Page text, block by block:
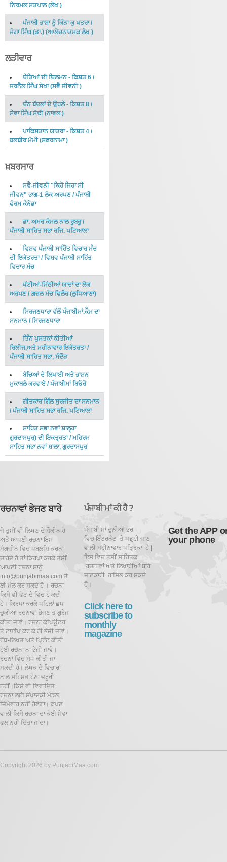
ਨਿਰਮਲ ਸਤਪਾਲ(ਲੇਖ)
ਪੰਜਾਬੀ ਭਾਸ਼ਾ ਨੂੰ ਕਿੰਨਾ ਕੁ ਖਤਰਾ/
ਜੋਗਾ ਸਿੰਘ (ਡਾ.) (ਆਲੋਚਨਾਤਮਕ ਲੇਖ)
ਲੜੀਵਾਰ
ਚੇਤਿਆਂ ਦੀ ਚਿਲਮਨ - ਕਿਸ਼ਤ 6 /
ਜਰਨੈਲ ਸਿੰਘ ਸੇਖਾ(ਸਵੈ ਜੀਵਨੀ)
ਚੰਨ ਬੱਦਲਾਂ ਦੇ ਉਹਲੇ - ਕਿਸ਼ਤ 8 /
ਸੇਵਾ ਸਿੰਘ ਸੋਢੀ(ਨਾਵਲ)
ਪਾਕਿਸਤਾਨ ਯਾਤਰਾ - ਕਿਸ਼ਤ 4 /
ਬਲਬੀਰ ਮੋਮੀ(ਸਫ਼ਰਨਾਮਾ)
ਖ਼ਬਰਸਾਰ
ਸਵੈ-ਜੀਵਨੀ "ਕਿਹੋ ਜਿਹਾ ਸੀ
ਜੀਵਨ" ਭਾਗ-1 ਲੋਕ ਅਰਪਣ/ਪੰਜਾਬੀ
ਫੋਰਮ ਕੈਨੇਡਾ
ਡਾ. ਅਮਰ ਕੋਮਲ ਨਾਲ ਰੂਬਰੂ/
ਪੰਜਾਬੀ ਸਾਹਿਤ ਸਭਾ ਰਜਿ. ਪਟਿਆਲਾ
ਵਿਸ਼ਵ ਪੰਜਾਬੀ ਸਾਹਿੱਤ ਵਿਚਾਰ ਮੰਚ
ਦੀ ਇਕੱਤਰਤਾ/ਵਿਸ਼ਵ ਪੰਜਾਬੀ ਸਾਹਿੱਤ
ਵਿਚਾਰ ਮੰਚ
ਖੱਟੀਆਂ-ਮਿੱਠੀਆਂ ਯਾਦਾਂ ਦਾ ਲੋਕ
ਅਰਪਣ/ ਗ਼ਜ਼ਲ ਮੰਚ ਫਿਲੌਰ (ਲੁਧਿਆਣਾ)
ਸਿਰਜਣਧਾਰਾ ਵੱਲੋਂ ਪੰਜਾਬੀਮਾਂ.ਕੌਮ ਦਾ
ਸਨਮਾਨ/ਸਿਰਜਣਧਾਰਾ
ਤਿੰਨ ਪੁਸਤਕਾਂ ਕੀਤੀਆਂ
ਰਿਲੀਜ,ਅਤੇ ਮਹੀਨਾਵਾਰ ਇਕੱਤਰਤਾ/
ਪੰਜਾਬੀ ਸਾਹਿਤ ਸਭਾ, ਸੰਦੌੜ
ਬੱਚਿਆਂ ਦੇ ਲਿਖਾਈ ਅਤੇ ਭਾਸ਼ਨ
ਮੁਕਾਬਲੇ ਕਰਵਾਏ/ਪੰਜਾਬੀਮਾਂ ਬਿਓਰੋ
ਗੀਤਕਾਰ ਗਿੱਲ ਸੁਰਜੀਤ ਦਾ ਸਨਮਾਨ
/ ਪੰਜਾਬੀ ਸਾਹਿਤ ਸਭਾ ਰਜਿ. ਪਟਿਆਲਾ
ਸਾਹਿਤ ਸਭਾ ਨਵਾਂ ਸ਼ਾਲ੍ਹਾ
ਗੁਰਦਾਸਪੁਰ) ਦੀ ਇਕਤ੍ਰਤਾ/ਮਹਿਰਮ
ਸਾਹਿਤ ਸਭਾ ਨਵਾਂ ਸ਼ਾਲਾ, ਗੁਰਦਾਸਪੁਰ
ਰਚਨਾਵਾਂ ਭੇਜਣ ਬਾਰੇ
ਜੇ ਤੁਸੀਂ ਵੀ ਲਿਖਣ ਦੇ ਸ਼ੌਕੀਨ ਹੋ
ਅਤੇ ਆਪਣੀ ਰਚਨਾ ਇਸ
ਮੈਗਜ਼ੀਨ ਵਿਚ ਪਬਲਸ਼ਿ ਕਰਨਾ
ਚਾਹੁੰਦੇ ਹੋ ਤਾਂ ਕਿਰਪਾ ਕਰਕੇ ਤੁਸੀਂ
ਆਪਣੀ ਰਚਨਾ ਸਾਨੂੰ
info@punjabimaa.com ਤੇ
ਈ-ਮੇਲ ਕਰ ਸਕਦੇ ਹੋ । ਰਚਨਾ
ਕਿਸੇ ਵੀ ਫੋਂਟ ਦੇ ਵਿਚ ਹੋ ਕਦੀ
ਹੈ। ਕਿਰਪਾ ਕਰਕੇ ਪਹਿਲਾਂ ਛਪ
ਚੁਕੀਆਂ ਰਚਨਾਵਾਂ ਭੇਜਣ ਤੋ ਗੁਰੇਜ
ਕੀਤਾ ਜਾਵੇ। ਰਚਨਾ ਕੰਪਿਊਟਰ
ਤੇ ਟਾਈਪ ਕਰ ਕੇ ਹੀ ਭੇਜੀ ਜਾਵੇ।
ਹੱਥ-ਲਿਖਤ ਅਤੇ ਪ੍ਰਿੰਟ ਕੀਤੀ
ਹੋਈ ਰਚਨਾ ਨਾ ਭੇਜੀ ਜਾਵੇ।
ਰਚਨਾ ਵਿਚ ਸੋਧ ਕੀਤੀ ਜਾ
ਸਕਦੀ ਹੈ। ਲੇਖਕ ਦੇ ਵਿਚਾਰਾਂ
ਨਾਲ ਸਹਿਮਤ ਹੋਣਾ ਜ਼ਰੂਰੀ
ਨਹੀਂ।ਕਿਸੇ ਵੀ ਵਿਵਾਦਿਤ
ਰਚਨਾ ਲਈ ਸੰਪਾਦਕੀ ਮੰਡਲ
ਜ਼ਿੰਮੇਵਾਰ ਨਹੀਂ ਹੋਵੇਗਾ। ਛਪਣ
ਵਾਲੀ ਕਿਸੇ ਰਚਨਾ ਦਾ ਕੋਈ ਸੇਵਾ
ਫਲ ਨਹੀਂ ਦਿੱਤਾ ਜਾਂਦਾ।
ਪੰਜਾਬੀ ਮਾਂ ਕੀ ਹੈ ?
ਪੰਜਾਬੀ ਮਾਂ ਦੁਨੀਆਂ ਭਰ
ਵਿਚ ਇੰਟਰਨੈਟ ਤੇ ਪਡ਼੍ਹੀ ਜਾਣ
ਵਾਲੀ ਮਹੀਨਾਵਾਰ ਪਤ੍ਰਿਕਾ ਹੈ |
ਇਸ ਵਿਚ ਤੁਸੀਂ ਸਾਹਿਤਕ
ਰਚਨਾਵਾਂ ਅਤੇ ਲਿਖਾਰੀਆਂ ਬਾਰੇ
ਜਾਣਕਾਰੀ ਹਾਸਿਲ ਕਰ ਸਕਦੇ
ਹੋ।
Click here to
subscribe to
monthly
magazine
Get the APP
your phone
Copyright 2026 by PunjabiMaa.com